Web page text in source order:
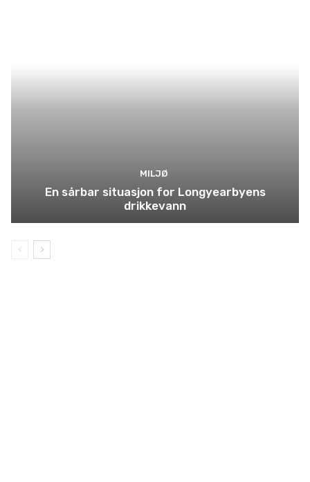
MILJØ
En sårbar situasjon for Longyearbyens
drikkevann